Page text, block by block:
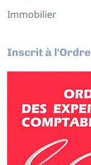
Immobilier
Inscrit à l'Ordre